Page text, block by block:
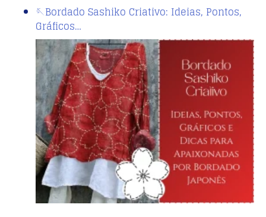
🪡Bordado Sashiko Criativo: Ideias, Pontos,
Gráficos…